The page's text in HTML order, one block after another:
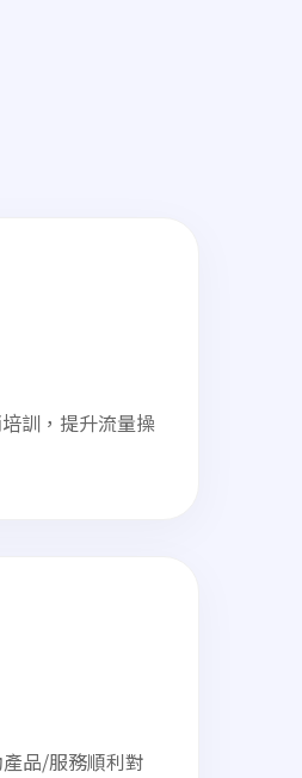
訓，提升流量操
品/服務順利對